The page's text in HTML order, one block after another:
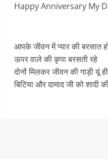
Happy Anniversary My
आपके जीवन में प्यार की बरसात
ऊपर वाले की कृपा बरसती रहे
दोनों मिलकर जीवन की गाड़ी यूं
बिटिया और दामाद जी को शादी